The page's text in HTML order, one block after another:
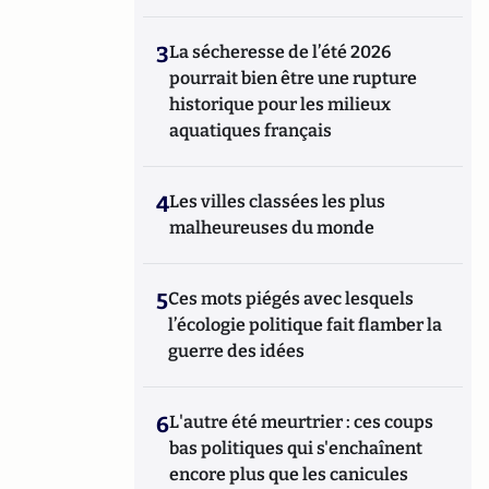
3La sécheresse de l’été 2026
pourrait bien être une rupture
historique pour les milieux
aquatiques français
4Les villes classées les plus
malheureuses du monde
5Ces mots piégés avec lesquels
l’écologie politique fait flamber la
guerre des idées
6L'autre été meurtrier : ces coups
bas politiques qui s'enchaînent
encore plus que les canicules